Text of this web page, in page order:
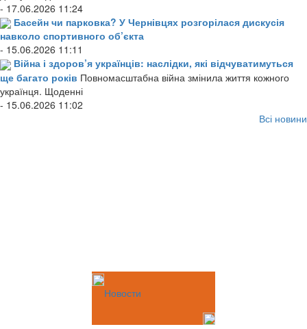
- 17.06.2026 11:24
Басейн чи парковка? У Чернівцях розгорілася дискусія
навколо спортивного об’єкта
- 15.06.2026 11:11
Війна і здоров’я українців: наслідки, які відчуватимуться
ще багато років Повномасштабна війна змінила життя кожного
українця. Щоденні
- 15.06.2026 11:02
Всі новини
Новости